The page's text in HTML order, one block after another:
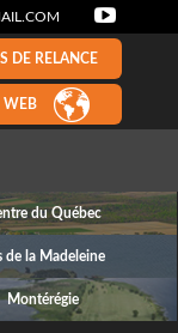
DE RELANCE
WEB
du Québec
de la Madeleine
Montérégie